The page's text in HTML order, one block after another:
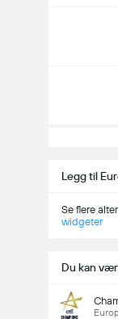
Legg til
Se flere
widgeter
Du kan